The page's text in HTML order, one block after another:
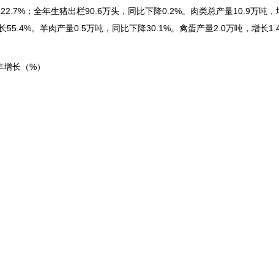
；全年生猪出栏90.6万头，同比下降0.2%。肉类总产量10.9万吨
。羊肉产量0.5万吨，同比下降30.1%。禽蛋产量2.0万吨，增长
增长（%）